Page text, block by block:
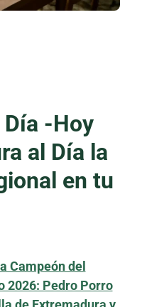
-Hoy
al Día la
en tu
Campeón del
2026: Pedro Porro